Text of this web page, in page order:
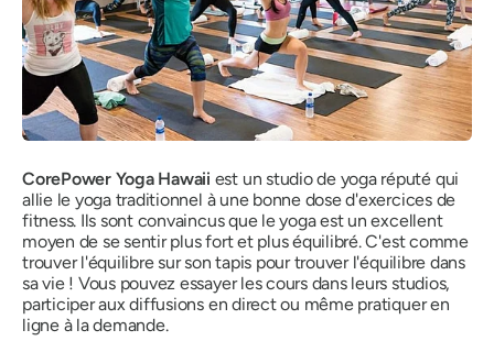
CorePower Yoga Hawaii est un studio de yoga réputé qui
allie le yoga traditionnel à une bonne dose d'exercices de
fitness. Ils sont convaincus que le yoga est un excellent
moyen de se sentir plus fort et plus équilibré. C'est comme
trouver l'équilibre sur son tapis pour trouver l'équilibre dans
sa vie ! Vous pouvez essayer les cours dans leurs studios,
participer aux diffusions en direct ou même pratiquer en
ligne à la demande.